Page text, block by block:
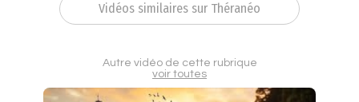
Vidéos similaires sur Théranéo
Autre vidéo de cette rubrique
voir toutes